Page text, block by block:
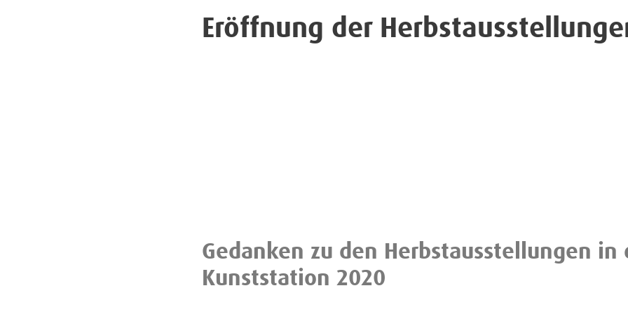
Eröffnung der
Gedanken zu den Herbstausstellungen in
Kunststation 2020